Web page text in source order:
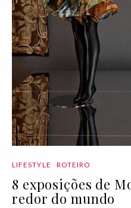
LIFESTYLE ROTEIRO
8 exposições de
redor do mundo